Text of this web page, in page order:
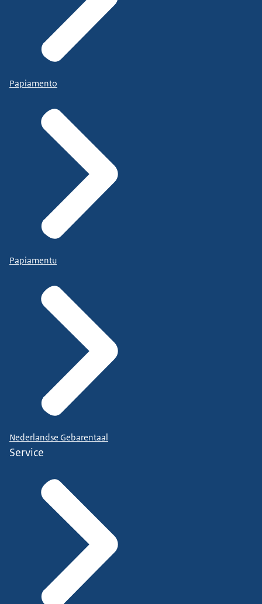
Papiamento
Papiamentu
Nederlandse Gebarentaal
Service